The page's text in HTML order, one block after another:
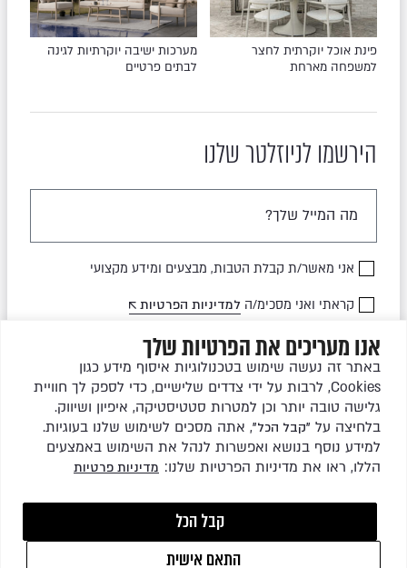
אנו מעריכים את הפרטיות שלך
באתר זה נעשה שימוש בטכנולוגיות איסוף מידע כגון
Cookies, לרבות על ידי צדדים שלישיים, כדי לספק לך חוויית
גלישה טובה יותר וכן למטרות סטטיסטיקה, איפיון ושיווק.
בלחיצה על "קבל הכל", אתה מסכים לשימוש שלנו בעוגיות.
למידע נוסף בנושא ואפשרות לנהל את השימוש באמצעים
הללו, ראו את מדיניות הפרטיות שלנו: מדיניות פרטיות
התאם אישית
קבל הכל
פינת אוכל יוקרתית לחצר
למשפחה מארחת
מערכות ישיבה יוקרתיות לגינה
לבתים פרטיים
הירשמו לניוזלטר שלנו
אני מאשר/ת קבלת הטבות, מבצעים ומידע מקצועי
קראתי ואני מסכימ/ה למדיניות הפרטיות
שלחו לי עדכונים
כל הזכויות שמורות לגרין ריהוט גן בע"מ © 2026